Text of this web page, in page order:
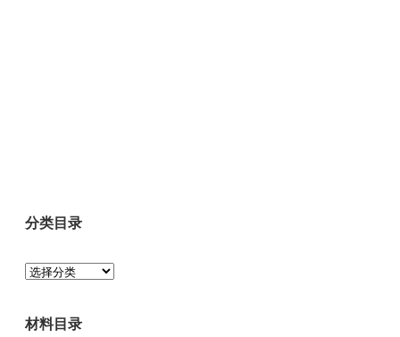
分类目录
分
录
材料目录